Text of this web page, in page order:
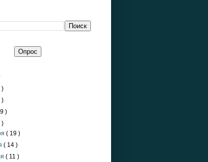
)
)
)
)
( 19 )
( 14 )
( 11 )